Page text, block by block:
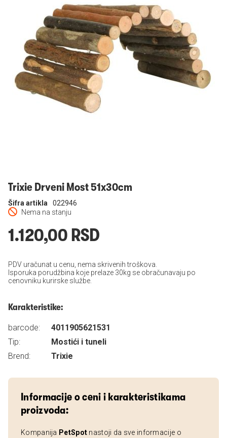
Trixie Drveni Most 51x30cm
Nema na stanju
Šifra artikla 022946
1.120,00 RSD
PDV uračunat u cenu, nema skrivenih troškova.
Isporuka porudžbina koje prelaze 30kg se obračunavaju po
cenovniku kurirske službe.
Karakteristike:
barcode:
4011905621531
Tip:
Mostići i tuneli
Brend:
Trixie
Informacije o ceni i karakteristikama
proizvoda:
Kompanija PetSpot nastoji da sve informacije o